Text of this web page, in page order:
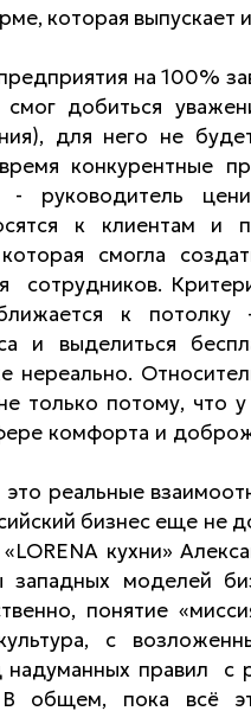
которая выпускает
на 100%
добиться
для него не
конкурентные
- руководитель
к клиентам и
смогла
сотрудников.
к
и выделиться
нереально.
только потому, что
комфорта и
реальные
бизнес еще не
кухни»
моделей
понятие
с
правил с
В общем, пока всё